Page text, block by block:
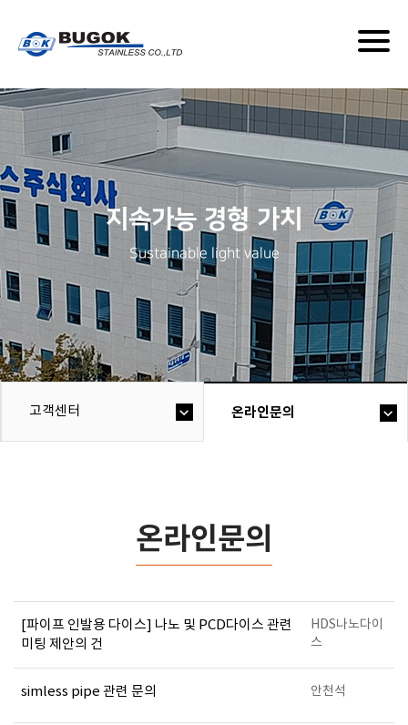
지속가능 경형 가치
Sustainable light value
고객센터 온라인문의
온라인문의
[파이프 인발용 다이스] 나노 및 PCD다이스 관련
미팅 제안의 건
HDS나노다이
스
simless pipe 관련 문의 안천석